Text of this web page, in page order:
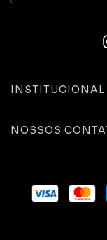
INSTITUCIONAL
NOSSOS